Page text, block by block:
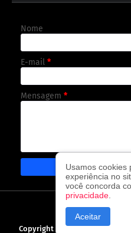
Nome
E-mail *
Mensagem *
CAPA CONTATO
Copyright © 2026O observador
Usamos cookies
experiência no
você concorda
privacidade
Aceitar